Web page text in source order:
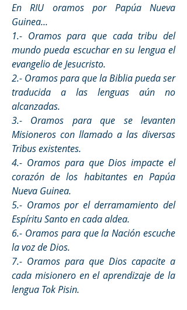
En RIU oramos por Papúa Nueva
Guinea...
1.- Oramos para que cada tribu del
mundo pueda escuchar en su lengua el
evangelio de Jesucristo.
2.- Oramos para que la Biblia pueda ser
traducida a las lenguas aún no
alcanzadas.
3.- Oramos para que se levanten
Misioneros con llamado a las diversas
Tribus existentes.
4.- Oramos para que Dios impacte el
corazón de los habitantes en Papúa
Nueva Guinea.
5.- Oramos por el derramamiento del
Espíritu Santo en cada aldea.
6.- Oramos para que la Nación escuche
la voz de Dios.
7.- Oramos para que Dios capacite a
cada misionero en el aprendizaje de la
lengua Tok Pisin.